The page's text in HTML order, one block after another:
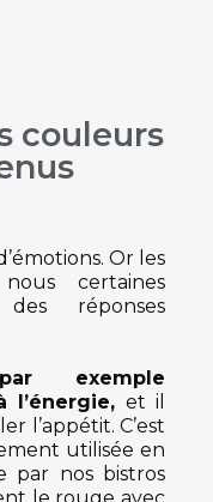
couleurs
Or les
certaines
réponses
exemple
l’énergie, et il
l’appétit. C’est
utilisée en
par nos bistros